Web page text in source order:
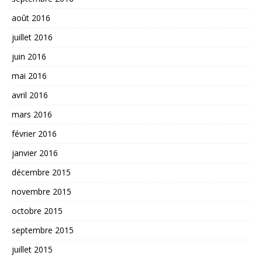
août 2016
juillet 2016
juin 2016
mai 2016
avril 2016
mars 2016
février 2016
janvier 2016
décembre 2015
novembre 2015
octobre 2015
septembre 2015
juillet 2015